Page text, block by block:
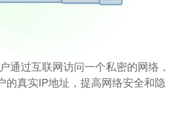
通过互联网访问一个私密的网络，
的真实IP地址，提高网络安全和隐